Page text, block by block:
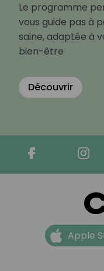
Le programme
vous guide pas à
saine, adaptée à
bien-être
Découvrir
Apple